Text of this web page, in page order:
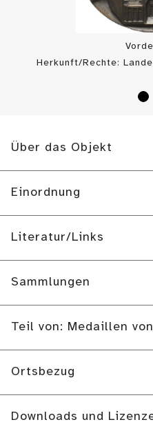
Herkunft/Rechte:
Über das Objekt
Einordnung
Literatur/Links
Sammlungen
Teil von: Medaillen
Ortsbezug
Downloads und